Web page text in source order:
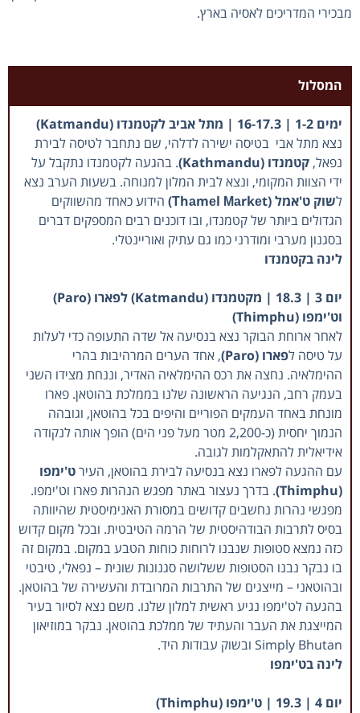
מבכירי המדריכים לאסיה בארץ.
המסלול
ימים 1-2 | 16-17.3 | מתל אביב לקטמנדו (Katmandu)
נצא מתל אבי בטיסה ישירה לדלהי, שם נתחבר לטיסה לבירת
נפאל,קטמנדו (Kathmandu)
. בהגעה לקטמנדו נתקבל על
ידי הצוות המקומי, ונצא לבית המלון למנוחה. בשעות הערב נצא
לשוק ט'אמל (Тhаmеl Маrkеt)
הידוע כאחד מהשווקים
הגדולים ביותר של קטמנדו, ובו דוכנים רבים המספקים דברים
בסגנון מערבי ומודרני כמו גם עתיק ואוריינטלי.
לינה בקטמנדו
יום 3 | 18.3 | מקטמנדו (Katmandu) לפארו (Paro)
וט'ימפו (Thimphu)
לאחר ארוחת הבוקר נצא בנסיעה אל שדה התעופה כדי לעלות
על טיסה לפארו (Paro)
, אחד הערים המרהיבות בהרי
ההימלאיה. נחצה את רכס ההימלאיה האדיר, וננחת מצידו השני
בעמק רחב, הנגיעה הראשונה שלנו בממלכת בהוטאן. פארו
מונחת באחד העמקים הפוריים והיפים בכל בהוטאן, וגובהה
הנמוך יחסית (כ-2,200 מטר מעל פני הים) הופך אותה לנקודה
אידיאלית להתאקלמות לגובה.
עם ההגעה לפארו נצא בנסיעה לבירת בהוטאן, העירט'ימפו
(Thimphu)
. בדרך נעצור באתר מפגש הנהרות פארו וט'ימפו.
מפגשי נהרות נחשבים קדושים במסורת האנימיסטית שהיוותה
בסיס לתרבות הבודהיסטית של הרמה הטיבטית. ובכל מקום קדוש
כזה נמצא סטופות שנבנו לרוחות כוחות הטבע במקום. במקום זה
בו נבקר נבנו הסטופות ששלושה סגנונות שונית – נפאלי, טיבטי
ובהוטאני – מייצגים של התרבות המרובדת והעשירה של בהוטאן.
בהגעה לט'ימפו נגיע ראשית למלון שלנו. משם נצא לסיור בעיר
המייצגת את העבר והעתיד של ממלכת בהוטאן. נבקר במוזיאון
Simply Bhutan ובשוק עבודות היד.
לינה בט'ימפו
יום 4 | 19.3 | ט'ימפו (Thimphu)